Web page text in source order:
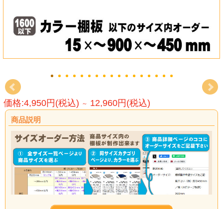
価格:4,950円(税込) ～ 12,960円(税込)
商品説明